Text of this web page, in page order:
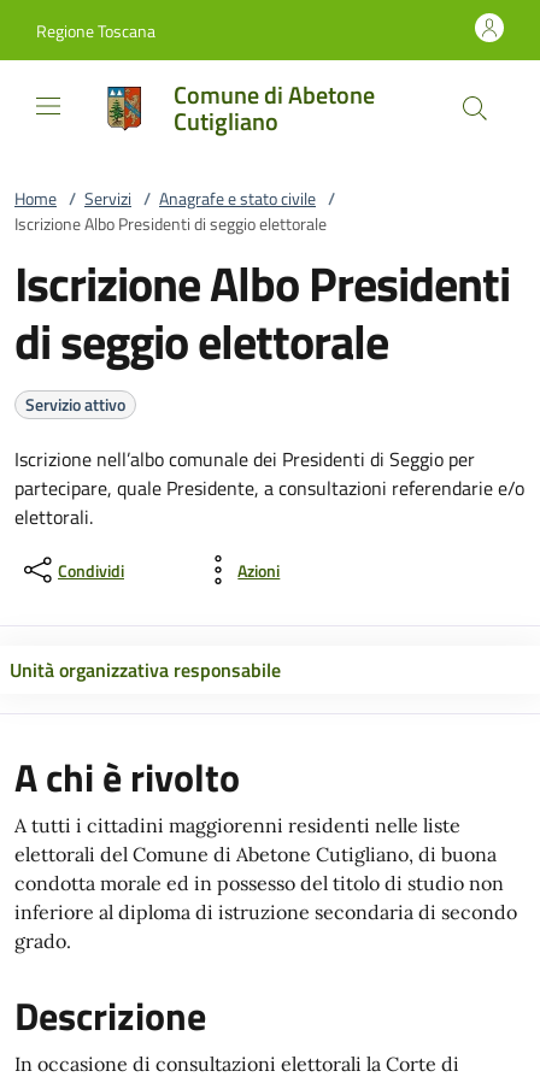
Regione Toscana
Comune di Abetone
Cutigliano
Home / Servizi / Anagrafe e stato civile /
Iscrizione Albo Presidenti di seggio elettorale
Iscrizione Albo Presidenti
di seggio elettorale
Servizio attivo
Iscrizione nell’albo comunale dei Presidenti di Seggio per
partecipare, quale Presidente, a consultazioni referendarie e/o
elettorali.
Condividi Azioni
Unità organizzativa responsabile
A chi è rivolto
A tutti i cittadini maggiorenni residenti nelle liste
elettorali del Comune di Abetone Cutigliano, di buona
condotta morale ed in possesso del titolo di studio non
inferiore al diploma di istruzione secondaria di secondo
grado.
Descrizione
In occasione di consultazioni elettorali la Corte di